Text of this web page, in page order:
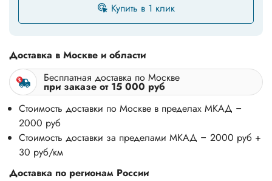
Купить в 1 клик
Доставка в Москве и области
Бесплатная доставка по Москве
при заказе от 15 000 руб
Стоимость доставки по Москве в пределах МКАД –
2000 руб
Стоимость доставки за пределами МКАД – 2000 руб +
30 руб/км
Доставка по регионам России